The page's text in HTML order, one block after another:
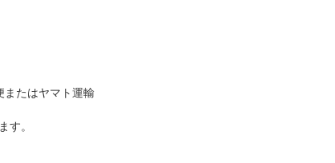
たはヤマト運輸
。